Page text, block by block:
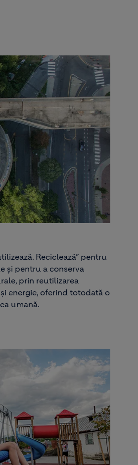
Reciclează” pentru
și pentru a conserva
prin reutilizarea
energie, oferind totodată o
umană.